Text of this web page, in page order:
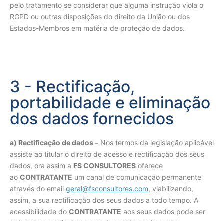
pelo tratamento se considerar que alguma instrução viola o
RGPD ou outras disposições do direito da União ou dos
Estados-Membros em matéria de proteção de dados.
3 - Rectificação,
portabilidade e eliminação
dos dados fornecidos
a) Rectificação de dados – Nos termos da legislação aplicável
assiste ao titular o direito de acesso e rectificação dos seus
dados, ora assim a FS CONSULTORES oferece
ao CONTRATANTE um canal de comunicação permanente
através do email geral@fsconsultores.com, viabilizando,
assim, a sua rectificação dos seus dados a todo tempo. A
acessibilidade do CONTRATANTE aos seus dados pode ser